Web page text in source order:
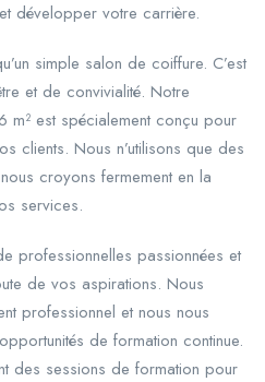
développer votre carrière.
simple salon de coiffure. C’est
et de convivialité. Notre
m² est spécialement conçu pour
clients. Nous n’utilisons que des
croyons fermement en la
services.
professionnelles passionnées et
de vos aspirations. Nous
professionnel et nous nous
de formation continue.
des sessions de formation pour